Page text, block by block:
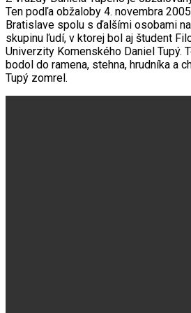
Ten podľa obžaloby 4. novembra
Bratislave spolu s ďalšími osobami
skupinu ľudí, v ktorej bol aj študent
Univerzity Komenského Daniel Tupý.
bodol do ramena, stehna, hrudníka a
Tupý zomrel.